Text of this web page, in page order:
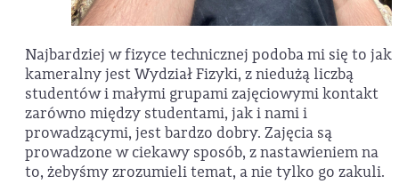
Najbardziej w fizyce technicznej podoba mi się to jak
kameralny jest Wydział Fizyki, z niedużą liczbą
studentów i małymi grupami zajęciowymi kontakt
zarówno między studentami, jak i nami i
prowadzącymi, jest bardzo dobry. Zajęcia są
prowadzone w ciekawy sposób, z nastawieniem na
to, żebyśmy zrozumieli temat, a nie tylko go zakuli.